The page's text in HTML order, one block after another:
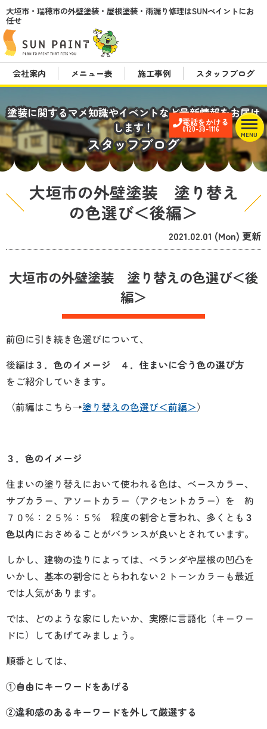
電話をかける
0120-38-1116
MENU
大垣市・瑞穂市の外壁塗装・屋根塗装・雨漏り修理はSUNペイントにお
任せ
会社案内 メニュー表 施工事例 スタッフブログ
塗装に関するマメ知識やイベントなど最新情報をお届け
します！
スタッフブログ
大垣市の外壁塗装 塗り替え
の色選び＜後編＞
2021.02.01 (Mon) 更新
大垣市の外壁塗装 塗り替えの色選び＜後
編＞
前回に引き続き色選びについて、
後編は３．色のイメージ ４．住まいに合う色の選び方
をご紹介していきます。
（前編はこちら→塗り替えの色選び＜前編＞）
３．色のイメージ
住まいの塗り替えにおいて使われる色は、ベースカラー、
サブカラー、アソートカラー（アクセントカラー）を 約
７０％：２５％：５％ 程度の割合と言われ、多くとも ３
色以内におさめることがバランスが良いとされています。
しかし、建物の造りによっては、ベランダや屋根の凹凸を
いかし、基本の割合にとらわれない２トーンカラーも最近
では人気があります。
では、どのような家にしたいか、実際に言語化（キーワー
ドに）してあげてみましょう。
順番としては、
①自由にキーワードをあげる
②違和感のあるキーワードを外して厳選する